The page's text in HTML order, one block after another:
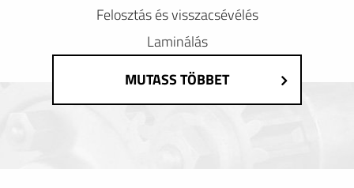
Felosztás és visszacsévélés
Laminálás
MUTASS TÖBBET